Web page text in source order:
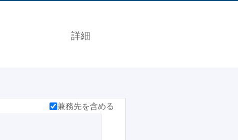
詳細
兼務先を含める